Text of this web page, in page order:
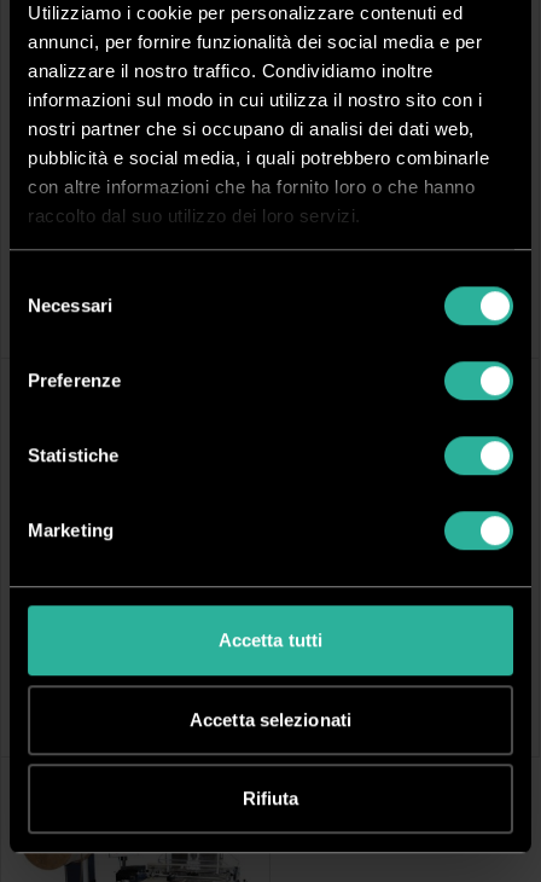
Utilizziamo i cookie per personalizzare contenuti ed
annunci, per fornire funzionalità dei social media e per
analizzare il nostro traffico. Condividiamo inoltre
informazioni sul modo in cui utilizza il nostro sito con i
nostri partner che si occupano di analisi dei dati web,
pubblicità e social media, i quali potrebbero combinarle
con altre informazioni che ha fornito loro o che hanno
raccolto dal suo utilizzo dei loro servizi.
delNecessari
Preferenze
Statistiche
Marketing
Accetta tutti
Accetta selezionati
Rifiuta
DPR31PROW
Perforatrice rilegatrice manuale per
DPR31PRO
Perforatrice rilegatrice manuale per
RIEL WIRE
manuale per spirale metallica Wire
TEM356
SUPERSTAR
- Stampo fisso 2:1